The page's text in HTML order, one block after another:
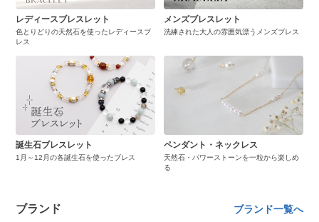
レディースブレスレット
色とりどりの天然石を使ったレディースブ
レス
メンズブレスレット
洗練された大人の雰囲気漂うメンズブレス
誕生石ブレスレット
1月～12月の各誕生石を使ったブレス
ペンダント・ネックレス
天然石・パワーストーンを一粒から楽しめ
る
ブランド ブランド一覧へ